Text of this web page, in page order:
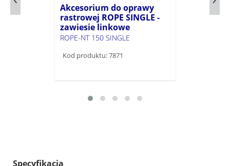
Akcesorium do oprawy
rastrowej ROPE SINGLE -
zawiesie linkowe
ROPE-NT 150 SINGLE
Kod produktu: 7871
Specyfikacja